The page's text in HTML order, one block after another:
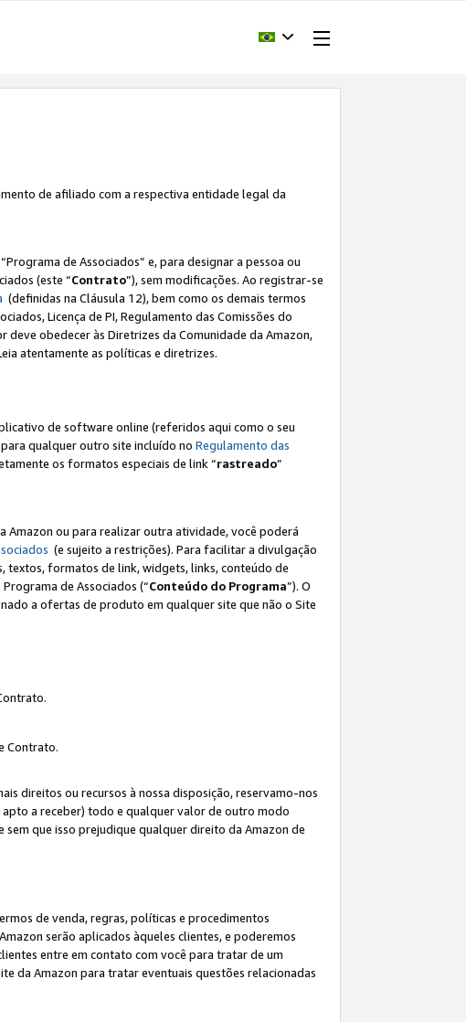
de afiliado com a respectiva entidade legal da
de Associados” e, para designar a pessoa ou
(este “Contrato”), sem modificações. Ao registrar-se
(definidas na Cláusula 12), bem como os demais termos
Licença de PI, Regulamento das Comissões do
deve obedecer às Diretrizes da Comunidade da Amazon,
atentamente as políticas e diretrizes.
de software online (referidos aqui como o seu
qualquer outro site incluído no Regulamento das
os formatos especiais de link “rastreado”
Amazon ou para realizar outra atividade, você poderá
(e sujeito a restrições). Para facilitar a divulgação
textos, formatos de link, widgets, links, conteúdo de
de Associados (“Conteúdo do Programa”). O
a ofertas de produto em qualquer site que não o Site
Contrato.
direitos ou recursos à nossa disposição, reservamo-nos
a receber) todo e qualquer valor de outro modo
que isso prejudique qualquer direito da Amazon de
de venda, regras, políticas e procedimentos
serão aplicados àqueles clientes, e poderemos
entre em contato com você para tratar de um
da Amazon para tratar eventuais questões relacionadas